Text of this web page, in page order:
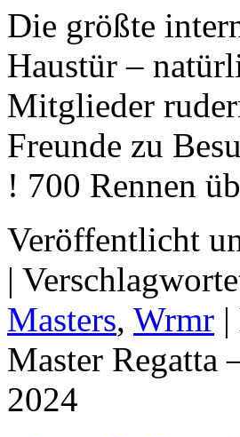
Die größte
Haustür –
Mitglieder
Freunde zu
! 700 Rennen
Veröffentlicht
|
Masters, Wrmr |
Master Regatta
2024